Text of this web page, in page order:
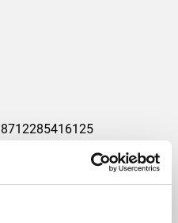
8712285416125